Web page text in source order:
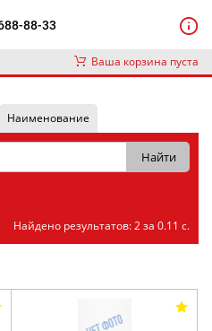
88-33
Ваша корзина пуста
Наименование
Найдено результатов: 2 за 0.11 с.